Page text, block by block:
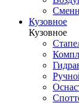
Кузовное
Кузовное